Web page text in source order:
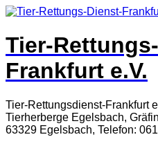
Tier-
Frankfurt e.V.
Tier-Rettungsdienst-Frankfurt
Tierherberge Egelsbach,
63329 Egelsbach, Telefon: